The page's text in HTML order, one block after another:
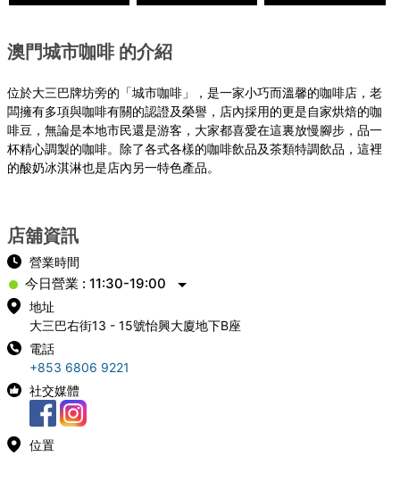
澳門城市咖啡 的介紹
位於大三巴牌坊旁的「城市咖啡」，是一家小巧而溫馨的咖啡店，老
闆擁有多項與咖啡有關的認證及榮譽，店內採用的更是自家烘焙的咖
啡豆，無論是本地市民還是游客，大家都喜愛在這裏放慢腳步，品一
杯精心調製的咖啡。除了各式各樣的咖啡飲品及茶類特調飲品，這裡
的酸奶冰淇淋也是店內另一特色產品。
店舖資訊
營業時間
今日營業 : 11:30-19:00
地址
大三巴右街13 - 15號怡興大廈地下B座
電話
+853 6806 9221
社交媒體
位置